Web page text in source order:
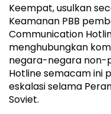
Keempat, usulkan
Keamanan PBB
Communication
menghubungkan
negara-negara non-
Hotline semacam ini
eskalasi selama
Soviet.